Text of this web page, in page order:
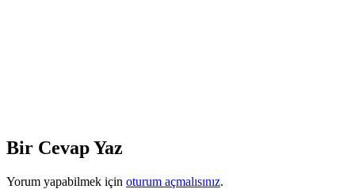
Bir Cevap Yaz
Yorum yapabilmek için oturum açmalısınız.